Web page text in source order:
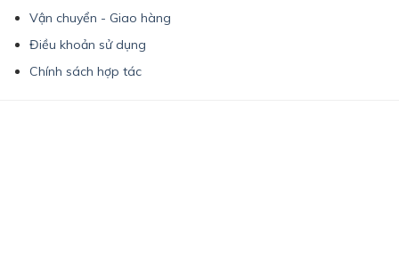
Vận chuyển - Giao hàng
Điều khoản sử dụng
Chính sách hợp tác